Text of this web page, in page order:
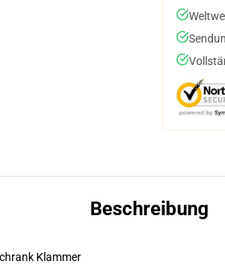
Beschreibung
Klammer